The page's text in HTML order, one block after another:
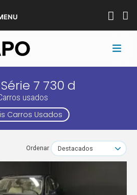
7 730 d
usados
Carros Usados
Ordenar Destacados